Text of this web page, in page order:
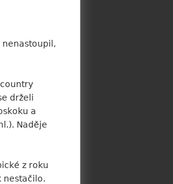
drželi
a
Naděje
z roku
nestačilo.